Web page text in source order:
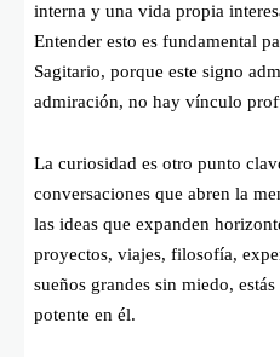
interna y una vida propia
Entender esto es fundamental
Sagitario, porque este signo
admiración, no hay vínculo
La curiosidad es otro punto
conversaciones que abren la
las ideas que expanden
proyectos, viajes, filosofía,
sueños grandes sin miedo,
potente en él.